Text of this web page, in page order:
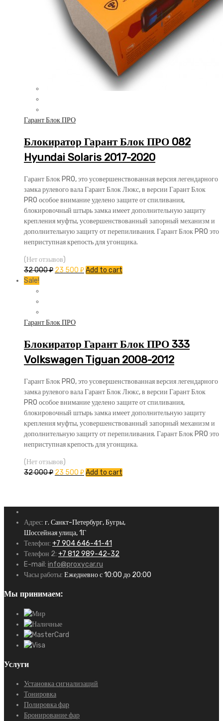
Гарант Блок ПРО
Блокиратор Гарант Блок ПРО 082
Hyundai Solaris 2017-2020
Гарант Блок PRO, это усовершенствованная версия легендарного
замка рулевого вала Гарант Блок Люкс, в версии Гарант Блок
PRO особое внимание уделено защите от спиливания,
блокировочный штырь замка имеет дополнительную защиту
крепления муфты, усовершенствованный запорный механизм и
дополнительную защиту от перепиливания. Гарант Блок PRO это
неприступная крепость для угонщика.
(Нет отзывов)
32 000₽ 23 500 ₽Add to cart
Sale!
Гарант Блок ПРО
Блокиратор Гарант Блок ПРО 333
Volkswagen Tiguan 2008-2012
Гарант Блок PRO, это усовершенствованная версия легендарного
замка рулевого вала Гарант Блок Люкс, в версии Гарант Блок
PRO особое внимание уделено защите от спиливания,
блокировочный штырь замка имеет дополнительную защиту
крепления муфты, усовершенствованный запорный механизм и
дополнительную защиту от перепиливания. Гарант Блок PRO это
неприступная крепость для угонщика.
(Нет отзывов)
32 000₽ 23 500 ₽Add to cart
Адрес: г. Санкт-Петербург, Бугры,
Шоссейная улица, 1Г
Телефон: +7 904 646-41-41
Телефон 2: +7 812 989-42-32
E-mail: info@proxycar.ru
Часы работы: Ежедневно с 10:00 до 20:00
Мы принимаем:
Услуги
Установка сигнализаций
Тонировка
Полировка фар
Бронирование фар